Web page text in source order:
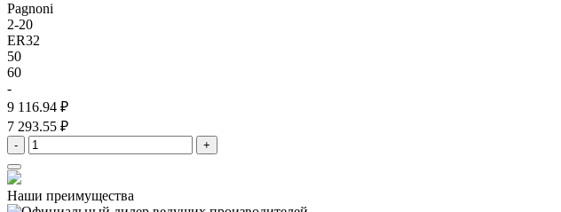
Pagnoni
2-20
ER32
50
60
-
9 116.94 ₽
7 293.55 ₽
- +
Наши преимущества